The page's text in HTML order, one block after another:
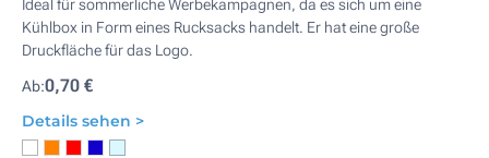
Ideal für sommerliche Werbekampagnen, da es sich um eine
Kühlbox in Form eines Rucksacks handelt. Er hat eine große
Druckfläche für das Logo.
Ab:0,70 €
Details sehen >